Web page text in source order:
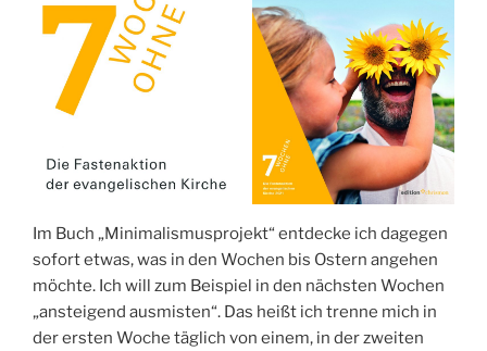
Im Buch „Minimalismusprojekt“ entdecke ich dagegen
sofort etwas, was in den Wochen bis Ostern angehen
möchte. Ich will zum Beispiel in den nächsten Wochen
„ansteigend ausmisten“. Das heißt ich trenne mich in
der ersten Woche täglich von einem, in der zweiten